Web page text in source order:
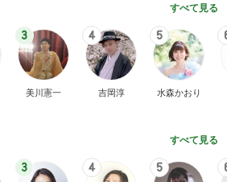
すべて見る
3
美川憲一
4
吉岡淳
5
水森かおり
すべて見る
3 4 5